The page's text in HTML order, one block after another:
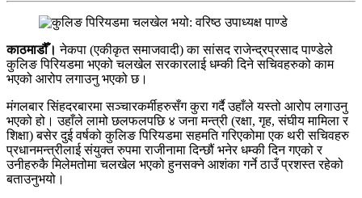
काठमाडौँ। नेकपा (एकीकृत समाजवादी) का सांसद राजेन्द्रप्रसाद पाण्डेले
कुलिङ पिरियडमा भएको चलखेल सरकारलाई धम्की दिने सचिवहरुको काम
भएको आरोप लगाउनु भएको छ।
मंगलबार सिंहदरबारमा सञ्चारकर्मीहरुसँग कुरा गर्दै उहाँले यस्तो आरोप लगाउनु
भएको हो। उहाँले लामो छलफलपछि ४ जना मन्त्री (रक्षा, गृह, संघीय मामिला र
शिक्षा) बसेर दुई वर्षको कुलिङ पिरियडमा सहमति गरिएकोमा एक थरी सचिवहरु
प्रधानमन्त्रीलाई संयुक्त रुपमा राजीनामा दिन्छौं भनेर धम्की दिन गएको र
उनीहरुकै मिलेमतोमा चलखेल भएको हुनसक्ने आशंका गर्ने ठाउँ प्रशस्त रहेको
बताउनुभयो।